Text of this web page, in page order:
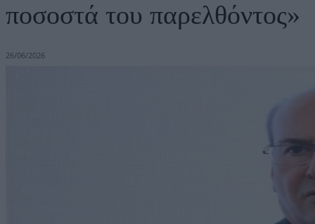
ποσοστά του παρελθόντος»
26/06/2026